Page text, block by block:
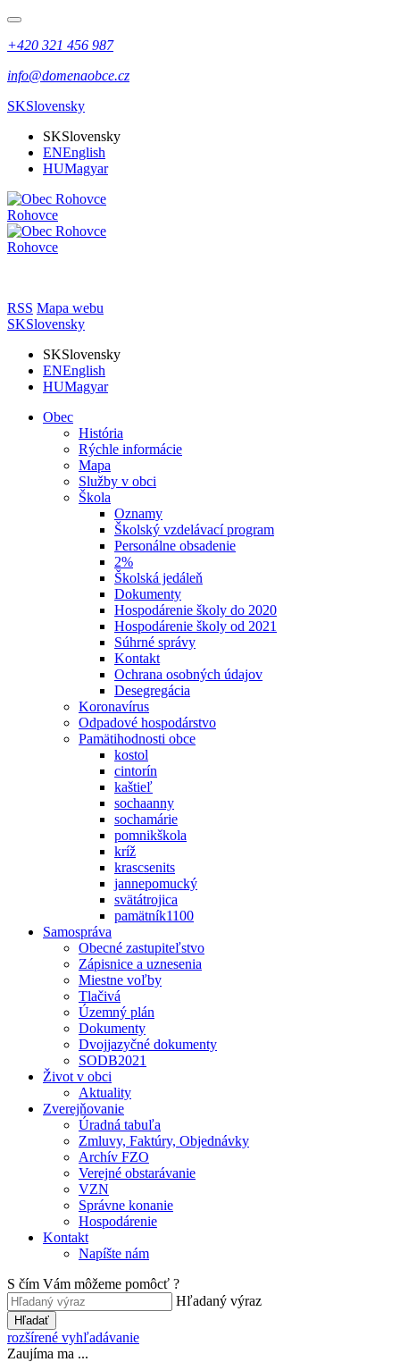
+420 321 456 987
info@domenaobce.cz
SKSlovensky
SKSlovensky
ENEnglish
HUMagyar
Rohovce
Rohovce
RSS Mapa webu
SKSlovensky
SKSlovensky
ENEnglish
HUMagyar
Obec
História
Rýchle informácie
Mapa
Služby v obci
Škola
Oznamy
Školský vzdelávací program
Personálne obsadenie
2%
Školská jedáleň
Dokumenty
Hospodárenie školy do 2020
Hospodárenie školy od 2021
Súhrné správy
Kontakt
Ochrana osobných údajov
Desegregácia
Koronavírus
Odpadové hospodárstvo
Pamätihodnosti obce
kostol
cintorín
kaštieľ
sochaanny
sochamárie
pomnikškola
kríž
krascsenits
jannepomucký
svätátrojica
pamätník1100
Samospráva
Obecné zastupiteľstvo
Zápisnice a uznesenia
Miestne voľby
Tlačivá
Územný plán
Dokumenty
Dvojjazyčné dokumenty
SODB2021
Život v obci
Aktuality
Zverejňovanie
Úradná tabuľa
Zmluvy, Faktúry, Objednávky
Archív FZO
Verejné obstarávanie
VZN
Správne konanie
Hospodárenie
Kontakt
Napíšte nám
S čím Vám môžeme pomôcť ?
Hľadaný výraz
Hľadať
rozšírené vyhľadávanie
Zaujíma ma ...